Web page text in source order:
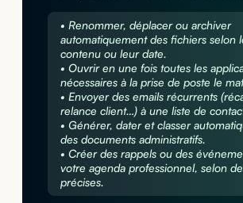
• Renommer, déplacer ou archiver
automatiquement des fichiers selon
contenu ou leur date.
• Ouvrir en une fois toutes les
nécessaires à la prise de poste le
• Envoyer des emails récurrents
relance client…) à une liste de
• Générer, dater et classer
des documents administratifs.
• Créer des rappels ou des
votre agenda professionnel, selon
précises.